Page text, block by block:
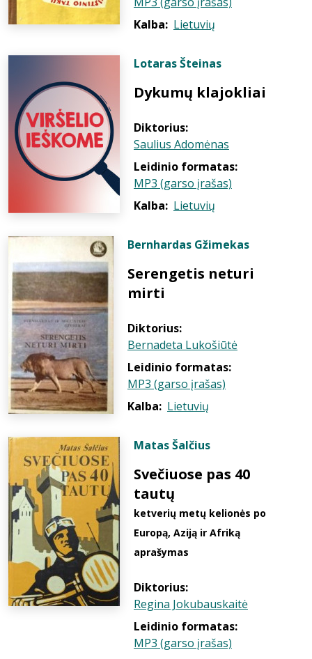
Kalba: Lietuvių
Lotaras Šteinas
Dykumų klajokliai
Diktorius:
Saulius Adomėnas
Leidinio formatas:
MP3 (garso įrašas)
Kalba: Lietuvių
Bernhardas Gžimekas
Serengetis neturi
mirti
Diktorius:
Bernadeta Lukošiūtė
Leidinio formatas:
MP3 (garso įrašas)
Kalba: Lietuvių
Matas Šalčius
Svečiuose pas 40
tautų
ketverių metų kelionės po
Europą, Aziją ir Afriką
aprašymas
Diktorius:
Regina Jokubauskaitė
Leidinio formatas:
MP3 (garso įrašas)